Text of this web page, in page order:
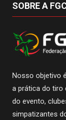
SOBRE A
Nosso objetivo
a prática do tiro
do evento,
simpatizantes